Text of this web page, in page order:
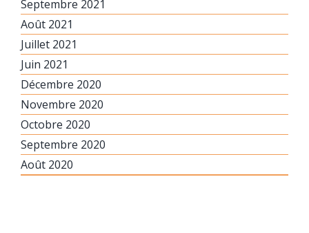
Septembre 2021
Août 2021
Juillet 2021
Juin 2021
Décembre 2020
Novembre 2020
Octobre 2020
Septembre 2020
Août 2020